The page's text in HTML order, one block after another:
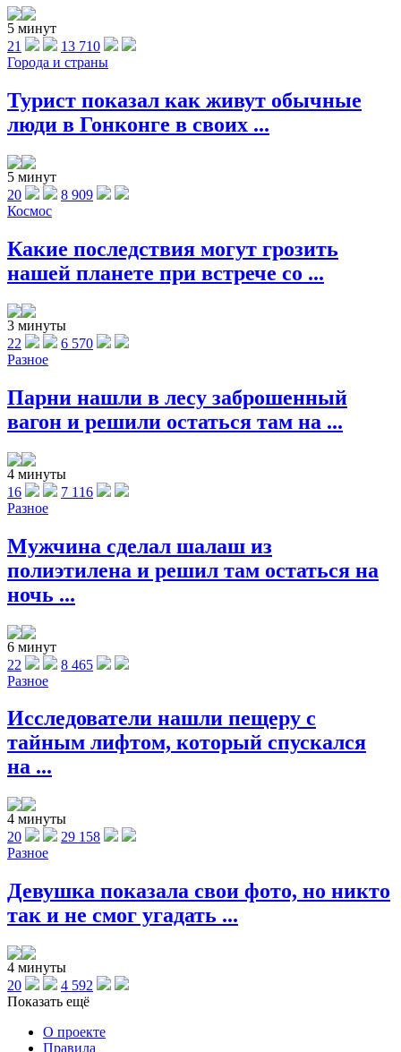
5 минут
21
13 710
Города и страны
Турист показал как живут обычные
люди в Гонконге в своих ...
5 минут
20
8 909
Космос
Какие последствия могут грозить
нашей планете при встрече со ...
3 минуты
22
6 570
Разное
Парни нашли в лесу заброшенный
вагон и решили остаться там на ...
4 минуты
16
7 116
Разное
Мужчина сделал шалаш из
полиэтилена и решил там остаться на
ночь ...
6 минут
22
8 465
Разное
Исследователи нашли пещеру с
тайным лифтом, который спускался
на ...
4 минуты
20
29 158
Разное
Девушка показала свои фото, но никто
так и не смог угадать ...
4 минуты
20
4 592
Показать ещё
О проекте
Правила